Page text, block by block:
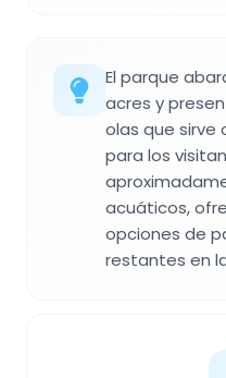
El parque
acres y
olas que
para los
acuáticos,
opciones de
restantes en